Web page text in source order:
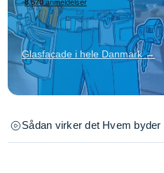
Glasfacade i hele Danmark →
Sådan virker det Hvem byder